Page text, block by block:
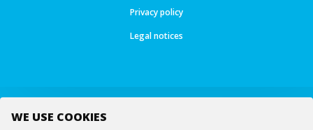
WE USE COOKIES
Privacy policy
Legal notices